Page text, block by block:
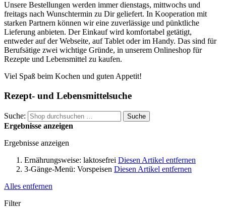
Unsere Bestellungen werden immer dienstags, mittwochs und
freitags nach Wunschtermin zu Dir geliefert. In Kooperation mit
starken Partnern können wir eine zuverlässige und pünktliche
Lieferung anbieten. Der Einkauf wird komfortabel getätigt,
entweder auf der Webseite, auf Tablet oder im Handy. Das sind für
Berufsätige zwei wichtige Gründe, in unserem Onlineshop für
Rezepte und Lebensmittel zu kaufen.
Viel Spaß beim Kochen und guten Appetit!
Rezept- und Lebensmittelsuche
Suche: Suche
Ergebnisse anzeigen
Ergebnisse anzeigen
Ernährungsweise: laktosefrei Diesen Artikel entfernen
3-Gänge-Menü: Vorspeisen Diesen Artikel entfernen
Alles entfernen
Filter